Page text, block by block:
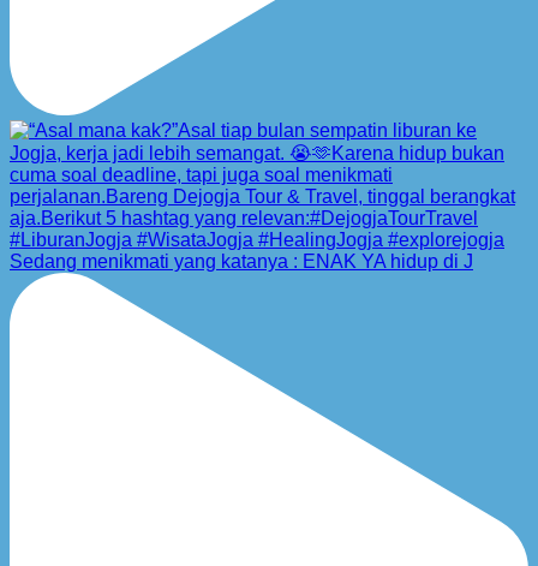
Sedang menikmati yang katanya : ENAK YA hidup di J